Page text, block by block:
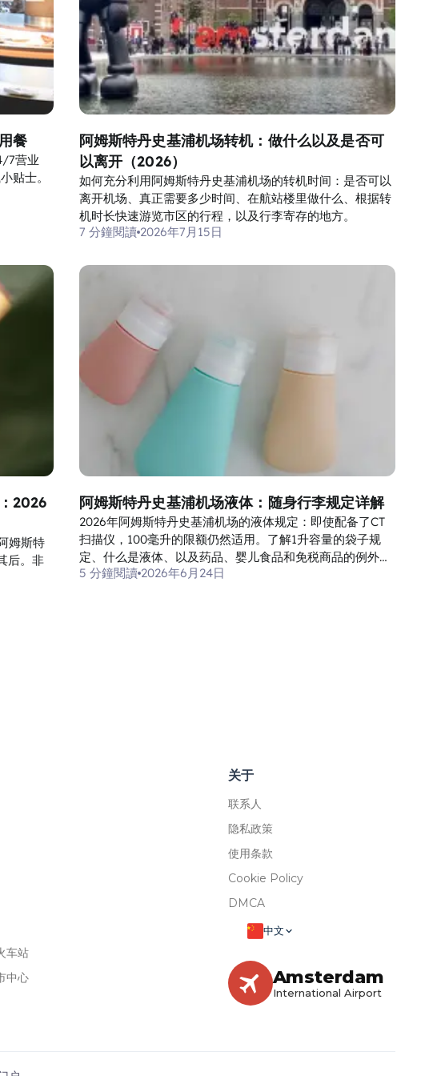
餐
7营业
贴士。
阿姆斯特丹史基浦机场转机：做什么以及是否可
以离开（2026）
如何充分利用阿姆斯特丹史基浦机场的转机时间：是否可以
离开机场、真正需要多少时间、在航站楼里做什么、根据转
机时长快速游览市区的行程，以及行李寄存的地方。
7 分鐘閱讀 2026年7月15日
2026
姆斯特
后。非
阿姆斯特丹史基浦机场液体：随身行李规定详解
2026年阿姆斯特丹史基浦机场的液体规定：即使配备了CT
扫描仪，100毫升的限额仍然适用。了解1升容量的袋子规
定、什么是液体、以及药品、婴儿食品和免税商品的例外情
况。
5 分鐘閱讀 2026年6月24日
车站
中心
关于
联系人
隐私政策
使用条款
Cookie Policy
DMCA
中文
Amsterdam
International Airport